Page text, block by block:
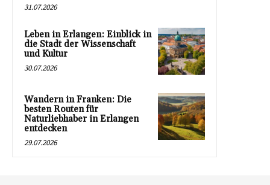
31.07.2026
Leben in Erlangen: Einblick in
die Stadt der Wissenschaft
und Kultur
30.07.2026
Wandern in Franken: Die
besten Routen für
Naturliebhaber in Erlangen
entdecken
29.07.2026